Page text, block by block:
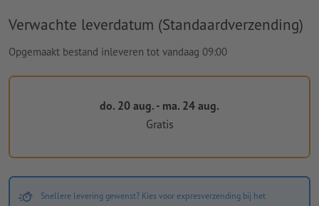
Verwachte leverdatum (Standaardverzending)
Opgemaakt bestand inleveren tot vandaag 09:00
do. 20 aug. - ma. 24 aug.
Gratis
Snellere levering gewenst? Kies voor expresverzending bij het